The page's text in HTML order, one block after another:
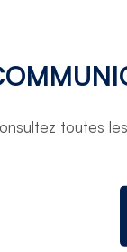
toutes